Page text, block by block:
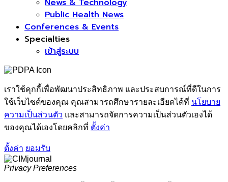
News & Technology
Public Health News
Conferences & Events
Specialties
เข้าสู่ระบบ
เราใช้คุกกี้เพื่อพัฒนาประสิทธิภาพ และประสบการณ์ที่ดีในการ
ใช้เว็บไซต์ของคุณ คุณสามารถศึกษารายละเอียดได้ที่ นโยบาย
ความเป็นส่วนตัว และสามารถจัดการความเป็นส่วนตัวเองได้
ของคุณได้เองโดยคลิกที่ ตั้งค่า
ตั้งค่า ยอมรับ
Privacy Preferences